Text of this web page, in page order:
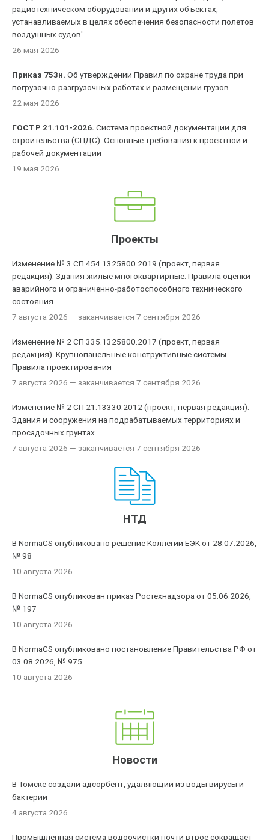
радиотехническом оборудовании и других объектах,
устанавливаемых в целях обеспечения безопасности полетов
воздушных судов'
26 мая 2026
Приказ 753н. Об утверждении Правил по охране труда при
погрузочно-разгрузочных работах и размещении грузов
22 мая 2026
ГОСТ Р 21.101-2026. Система проектной документации для
строительства (СПДС). Основные требования к проектной и
рабочей документации
19 мая 2026
Проекты
Изменение № 3 СП 454.1325800.2019 (проект, первая
редакция). Здания жилые многоквартирные. Правила оценки
аварийного и ограниченно-работоспособного технического
состояния
7 августа 2026 — заканчивается 7 сентября 2026
Изменение № 2 СП 335.1325800.2017 (проект, первая
редакция). Крупнопанельные конструктивные системы.
Правила проектирования
7 августа 2026 — заканчивается 7 сентября 2026
Изменение № 2 СП 21.13330.2012 (проект, первая редакция).
Здания и сооружения на подрабатываемых территориях и
просадочных грунтах
7 августа 2026 — заканчивается 7 сентября 2026
НТД
В NormaCS опубликовано решение Коллегии ЕЭК от 28.07.2026,
№ 98
10 августа 2026
В NormaCS опубликован приказ Ростехнадзора от 05.06.2026,
№ 197
10 августа 2026
В NormaCS опубликовано постановление Правительства РФ от
03.08.2026, № 975
10 августа 2026
Новости
В Томске создали адсорбент, удаляющий из воды вирусы и
бактерии
4 августа 2026
Промышленная система водоочистки почти втрое сокращает